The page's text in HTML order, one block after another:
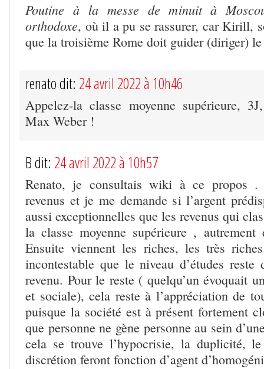
Poutine à la messe de minuit à
orthodoxe, où il a pu se rassurer, car Kirill,
que la troisième Rome doit guider (diriger)
renato dit: 24 avril 2022 à 10h46
Appelez-la classe moyenne supérieure,
Max Weber !
B dit: 24 avril 2022 à 10h57
Renato, je consultais wiki à ce propos
revenus et je me demande si l’argent
aussi exceptionnelles que les revenus qui
la classe moyenne supérieure ,
Ensuite viennent les riches, les très
incontestable que le niveau d’études reste
revenu. Pour le reste ( quelqu’un évoquait
et sociale), cela reste à l’appréciation de
puisque la société est à présent fortement
que personne ne gène personne au sein
cela se trouve l’hypocrisie, la duplicité,
discrétion feront fonction d’agent